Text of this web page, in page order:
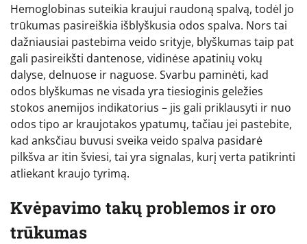
Hemoglobinas suteikia kraujui raudoną spalvą, todėl jo
trūkumas pasireiškia išblyškusia odos spalva. Nors tai
dažniausiai pastebima veido srityje, blyškumas taip pat
gali pasireikšti dantenose, vidinėse apatinių vokų
dalyse, delnuose ir naguose. Svarbu paminėti, kad
odos blyškumas ne visada yra tiesioginis geležies
stokos anemijos indikatorius – jis gali priklausyti ir nuo
odos tipo ar kraujotakos ypatumų, tačiau jei pastebite,
kad anksčiau buvusi sveika veido spalva pasidarė
pilkšva ar itin šviesi, tai yra signalas, kurį verta patikrinti
atliekant kraujo tyrimą.
Kvėpavimo takų problemos ir oro
trūkumas